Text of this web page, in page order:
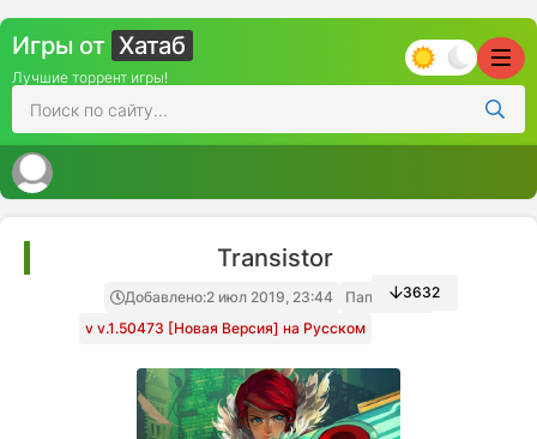
Игры от Хатаб
Лучшие торрент игры!
Transistor
Добавлено:2 июл 2019, 23:44
Папка игры
v v.1.50473 [Новая Версия] на Русском
3632